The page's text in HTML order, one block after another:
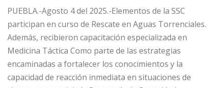
PUEBLA.-Agosto 4 del 2025.-Elementos de la SSC
participan en curso de Rescate en Aguas Torrenciales.
Además, recibieron capacitación especializada en
Medicina Táctica Como parte de las estrategias
encaminadas a fortalecer los conocimientos y la
capacidad de reacción inmediata en situaciones de